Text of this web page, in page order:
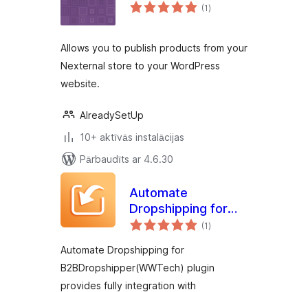
(1vērtējumu
kopsumma
)
Allows you to publish products from your
Nexternal store to your WordPress
website.
AlreadySetUp
10+ aktīvās instalācijas
Pārbaudīts ar 4.6.30
Automate
Dropshipping for
B2BDropshipper(WWTech)
(1vērtējumu
kopsumma
)
Automate Dropshipping for
B2BDropshipper(WWTech) plugin
provides fully integration with